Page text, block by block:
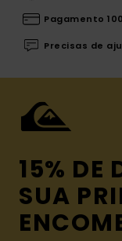
Pagamento
Precisas de
15% DE
SUA